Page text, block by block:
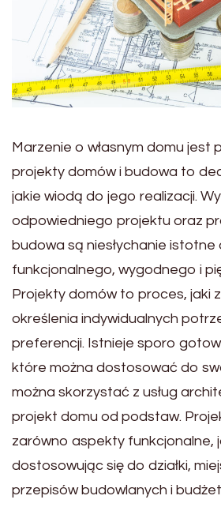
Marzenie o własnym domu jest
projekty domów i budowa to
jakie wiodą do jego realizacji.
odpowiedniego projektu oraz
budowa są niesłychanie istotne
funkcjonalnego, wygodnego i
Projekty domów to proces, jaki
określenia indywidualnych
preferencji. Istnieje sporo
które można dostosować do
można skorzystać z usług
projekt domu od podstaw.
zarówno aspekty funkcjonalne,
dostosowując się do działki,
przepisów budowlanych i